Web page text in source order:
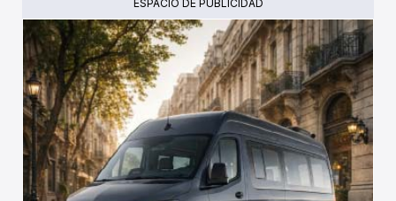
ESPACIO DE PUBLICIDAD